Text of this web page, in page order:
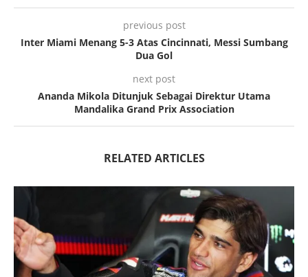
previous post
Inter Miami Menang 5-3 Atas Cincinnati, Messi Sumbang
Dua Gol
next post
Ananda Mikola Ditunjuk Sebagai Direktur Utama
Mandalika Grand Prix Association
RELATED ARTICLES